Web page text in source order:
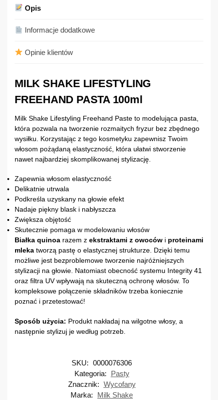
Opis
Informacje dodatkowe
Opinie klientów
MILK SHAKE LIFESTYLING
FREEHAND PASTA 100ml
Milk Shake Lifestyling Freehand Paste to modelująca pasta,
która pozwala na tworzenie rozmaitych fryzur bez zbędnego
wysiłku. Korzystając z tego kosmetyku zapewnisz Twoim
włosom pożądaną elastyczność, która ułatwi stworzenie
nawet najbardziej skomplikowanej stylizację.
Zapewnia włosom elastyczność
Delikatnie utrwala
Podkreśla uzyskany na głowie efekt
Nadaje piękny blask i nabłyszcza
Zwiększa objętość
Skutecznie pomaga w modelowaniu włosów
Białka quinoa razem z ekstraktami z owoców i proteinami
mleka tworzą pastę o elastycznej strukturze. Dzięki temu
możliwe jest bezproblemowe tworzenie najróżniejszych
stylizacji na głowie. Natomiast obecność systemu Integrity 41
oraz filtra UV wpływają na skuteczną ochronę włosów. To
kompleksowe połączenie składników trzeba koniecznie
poznać i przetestować!
Sposób użycia: Produkt nakładaj na wilgotne włosy, a
następnie stylizuj je według potrzeb.
SKU: 0000076306
Kategoria:
Pasty
Znacznik: Wycofany
Marka:
Milk Shake